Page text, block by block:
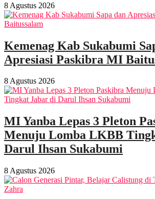
8 Agustus 2026
Kemenag Kab Sukabumi
Apresiasi Paskibra MI
8 Agustus 2026
MI Yanba Lepas 3 Pleton
Menuju Lomba LKBB
Darul Ihsan Sukabumi
8 Agustus 2026